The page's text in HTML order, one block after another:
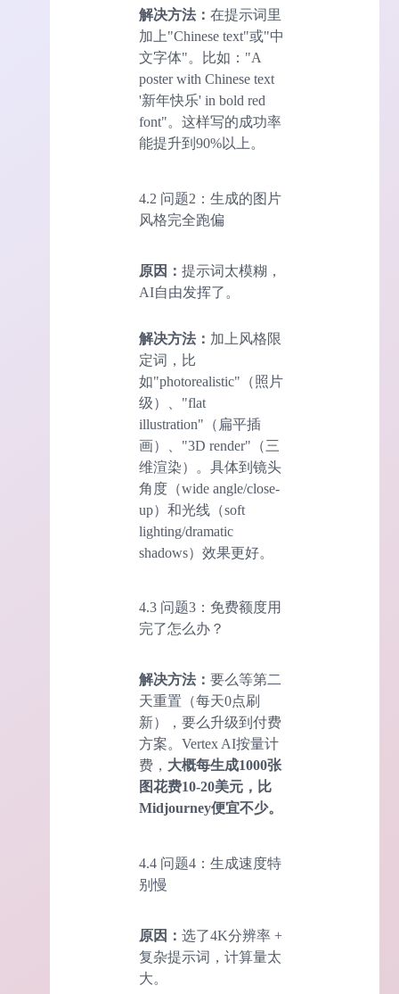
解决方法： 在提示词里
加上"Chinese text"或"中
文字体"。比如："A
poster with Chinese text
'新年快乐' in bold red
font"。这样写的成功率
能提升到90%以上。
4.2 问题2：生成的图片
风格完全跑偏
原因： 提示词太模糊，
AI自由发挥了。
解决方法： 加上风格限
定词，比
如"photorealistic"（照片
级）、"flat
illustration"（扁平插
画）、"3D render"（三
维渲染）。具体到镜头
角度（wide angle/close-
up）和光线（soft
lighting/dramatic
shadows）效果更好。
4.3 问题3：免费额度用
完了怎么办？
解决方法： 要么等第二
天重置（每天0点刷
新），要么升级到付费
方案。Vertex AI按量计
费， 大概每生成1000张
图花费10-20美元，比
Midjourney便宜不少。
4.4 问题4：生成速度特
别慢
原因： 选了4K分辨率 +
复杂提示词，计算量太
大。